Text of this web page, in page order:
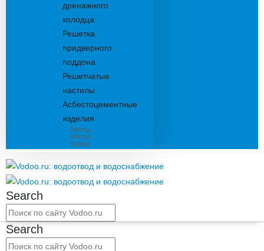
дренажного
колодца
Решетка
придверного
поддона
Решетчатые
настилы
Асбестоцементные
изделия
Листы,
плиты,
трубы
Search
Search